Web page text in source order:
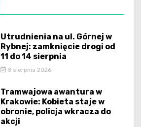
Utrudnienia na ul. Górnej w
Rybnej: zamknięcie drogi od
11 do 14 sierpnia
8 sierpnia 2026
Tramwajowa awantura w
Krakowie: Kobieta staje w
obronie, policja wkracza do
akcji